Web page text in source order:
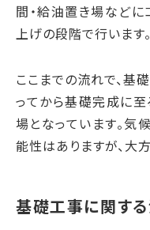
間・給油置き場など
上げの段階で行います。
ここまでの流れで、基
ってから基礎完成に
場となっています。
能性はありますが、大方
基礎工事に関す